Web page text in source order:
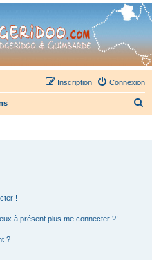
- retrouvez la communauté.
Connexion
Inscription
!
à présent plus me connecter ?!
?